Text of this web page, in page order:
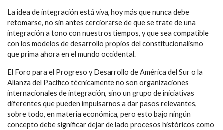
La idea de integración está viva, hoy más que nunca debe
retomarse, no sin antes cerciorarse de que se trate de una
integración a tono con nuestros tiempos, y que sea compatible
con los modelos de desarrollo propios del constitucionalismo
que prima ahora en el mundo occidental.
El Foro para el Progreso y Desarrollo de América del Sur o la
Alianza del Pacífico técnicamente no son organizaciones
internacionales de integración, sino un grupo de iniciativas
diferentes que pueden impulsarnos a dar pasos relevantes,
sobre todo, en materia económica, pero esto bajo ningún
concepto debe significar dejar de lado procesos históricos como